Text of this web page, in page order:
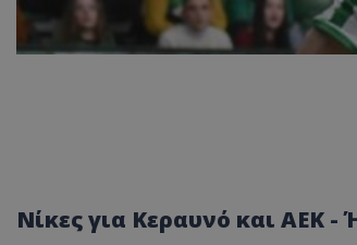
Νίκες για Κεραυνό και ΑΕΚ